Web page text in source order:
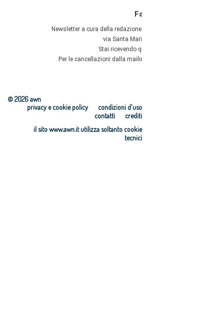
© 2026 awn
condizioni d'uso
privacy e cookie policy
crediti
contatti
il sito www.awn.it utilizza soltanto cookie
tecnici